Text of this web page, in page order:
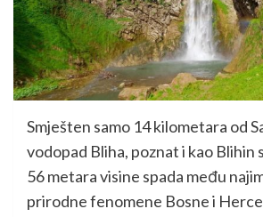
Smješten samo 14 kilometara od
vodopad Bliha, poznat i kao Blihin
56 metara visine spada među
prirodne fenomene Bosne i